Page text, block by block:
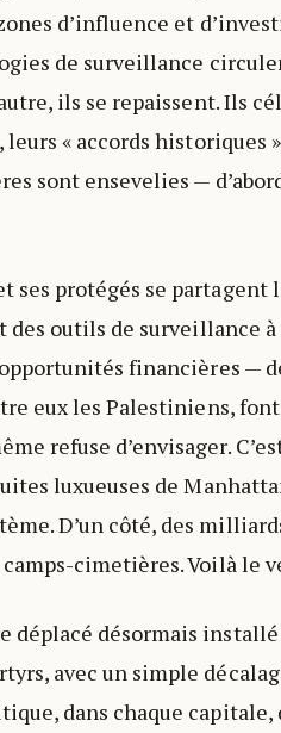
d’influence et
de surveillance
ils se repaissent. Ils
leurs « accords historiques
sont ensevelies —
ses protégés se
des outils de surveillance
financières —
eux les Palestiniens,
refuse d’envisager.
luxueuses de
D’un côté, des
cimetières. Voilà le
déplacé désormais
avec un simple
dans chaque capitale,